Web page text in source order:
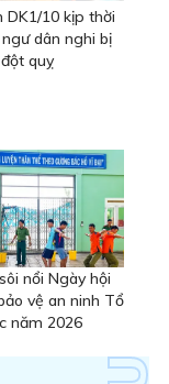
DK1/10 kịp thời
dân nghi bị
đột quỵ
nổi Ngày hội
vệ an ninh Tổ
năm 2026